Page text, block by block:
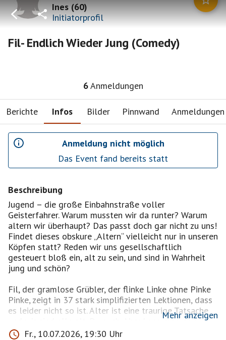
Ines(60)
Initiatorprofil
Fil- Endlich Wieder Jung (Comedy)
6Anmeldungen
Berichte Infos Bilder Pinnwand Anmeldungen
Anmeldung nicht möglich
Das Event fand bereits statt
Beschreibung
Jugend – die große Einbahnstraße voller
Geisterfahrer. Warum mussten wir da runter? Warum
altern wir überhaupt? Das passt doch gar nicht zu uns!
Findet dieses obskure „Altern“ vielleicht nur in unseren
Köpfen statt? Reden wir uns gesellschaftlich
gesteuert bloß ein, alt zu sein, und sind in Wahrheit
jung und schön?
Fil, der gramlose Grübler, der flinke Linke ohne Pinke
Pinke, zeigt in 37 stark simplifizierten Lektionen, dass
es leider nicht so ist. Alter ist eine traurige Tatsache
und wir sind alle alt. Du auch. Aber kann man da GAR
nichts gegen machen?
Mehr anzeigen
Fr., 10.07.2026, 19:30 Uhr